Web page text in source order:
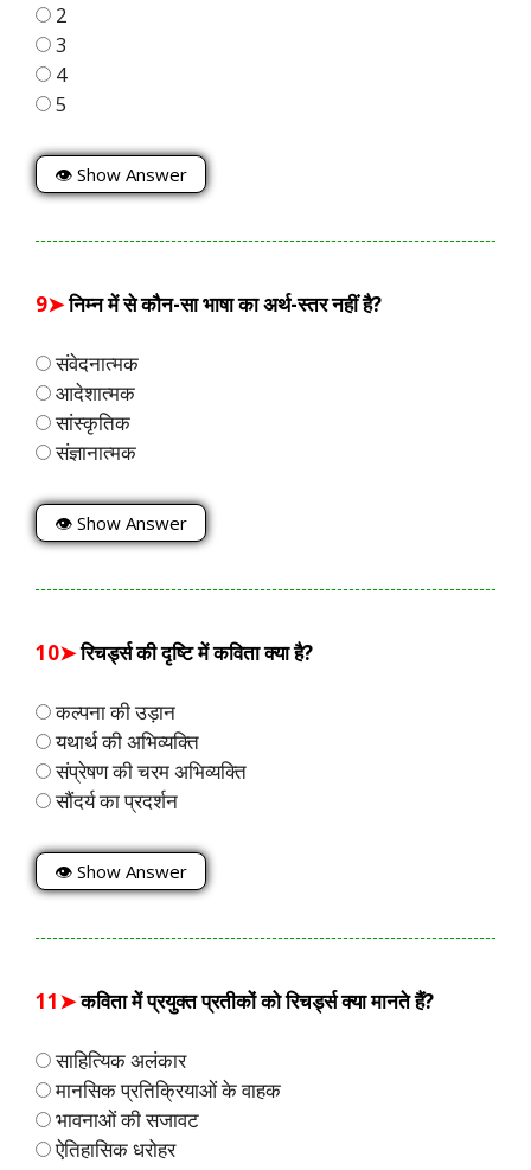
2
3
4
5
👁 Show Answer
9➤निम्न में से कौन-सा भाषा का अर्थ-स्तर नहीं है?
संवेदनात्मक
आदेशात्मक
सांस्कृतिक
संज्ञानात्मक
👁 Show Answer
10➤रिचर्ड्स की दृष्टि में कविता क्या है?
कल्पना की उड़ान
यथार्थ की अभिव्यक्ति
संप्रेषण की चरम अभिव्यक्ति
सौंदर्य का प्रदर्शन
👁 Show Answer
11➤कविता में प्रयुक्त प्रतीकों को रिचर्ड्स क्या मानते हैं?
साहित्यिक अलंकार
मानसिक प्रतिक्रियाओं के वाहक
भावनाओं की सजावट
ऐतिहासिक धरोहर